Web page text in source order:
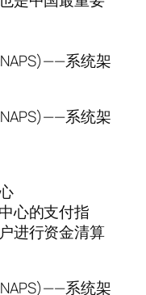
系统架
系统架
心的支付指
进行资金清算
系统架